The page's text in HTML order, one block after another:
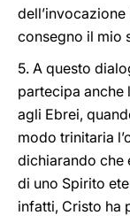
dell’invocazione
consegno il mio
5. A questo
partecipa anche
agli Ebrei,
modo trinitaria
dichiarando che
di uno Spirito
infatti, Cristo ha